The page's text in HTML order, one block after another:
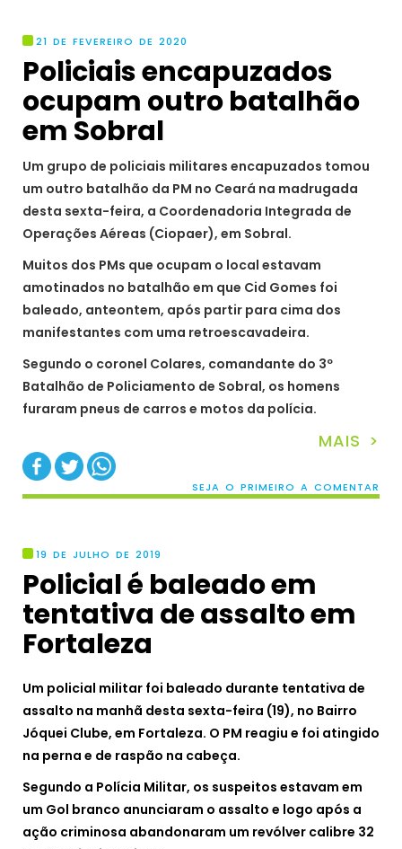
21 DE FEVEREIRO DE 2020
Policiais encapuzados
ocupam outro batalhão
em Sobral
Um grupo de policiais militares encapuzados tomou
um outro batalhão da PM no Ceará na madrugada
desta sexta-feira, a Coordenadoria Integrada de
Operações Aéreas (Ciopaer), em Sobral.
Muitos dos PMs que ocupam o local estavam
amotinados no batalhão em que Cid Gomes foi
baleado, anteontem, após partir para cima dos
manifestantes com uma retroescavadeira.
Segundo o coronel Colares, comandante do 3º
Batalhão de Policiamento de Sobral, os homens
furaram pneus de carros e motos da polícia.
MAIS >
SEJA O PRIMEIRO A COMENTAR
19 DE JULHO DE 2019
Policial é baleado em
tentativa de assalto em
Fortaleza
Um policial militar foi baleado durante tentativa de
assalto na manhã desta sexta-feira (19), no Bairro
Jóquei Clube, em Fortaleza. O PM reagiu e foi atingido
na perna e de raspão na cabeça.
Segundo a Polícia Militar, os suspeitos estavam em
um Gol branco anunciaram o assalto e logo após a
ação criminosa abandonaram um revólver calibre 32